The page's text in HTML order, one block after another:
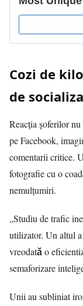
Cozi de
de
Reacția șoferilor
pe Facebook,
comentarii critice.
fotografie cu o
nemulțumiri.
„Studiu de trafic
utilizator. Un altul
vreodată o
semaforizare
Unii au subliniat